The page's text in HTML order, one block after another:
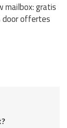
mailbox: gratis
door offertes